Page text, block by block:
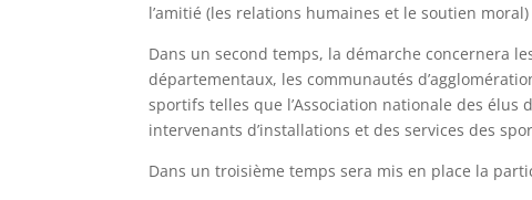
l’amitié (les relations humaines et le soutien
Dans un second temps, la démarche concernera
départementaux, les communautés
sportifs telles que l’Association nationale des élus
intervenants d’installations et des services des
Dans un troisième temps sera mis en place la